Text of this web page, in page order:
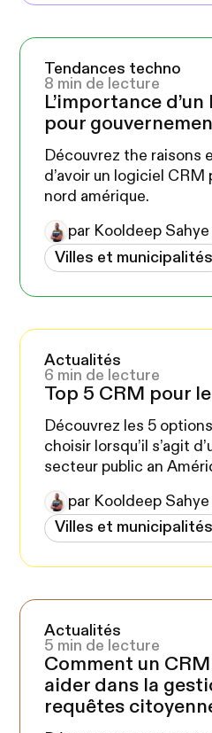
Tendances techno
8 min de lecture
L’importance
pour
Découvrez the raisons
d’avoir un logiciel
nord amérique.
par Kooldeep Sahye
Villes et municipalités
Actualités
6 min de lecture
Top 5 CRM pour
Découvrez les 5
choisir lorsqu’il s’agit
secteur public an
par Kooldeep Sahye
Villes et municipalités
Actualités
5 min de lecture
Comment un
aider dans la
requêtes